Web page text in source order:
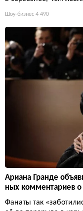
Шоу-бизнес 4 490
Ариана Гранде
ных комментариев о
Фанаты так